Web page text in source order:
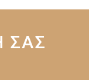
ΣΑΣ